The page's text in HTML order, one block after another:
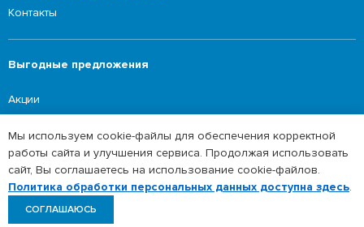
Контакты
Выгодные предложения
Акции
©2026 Fitness Formula
Политика обработки персональных данных
Мы используем cookie-файлы для обеспечения корректной
работы сайта и улучшения сервиса. Продолжая использовать
сайт, Вы соглашаетесь на использование cookie-файлов.
Политика обработки персональных данных доступна здесь.
СОГЛАШАЮСЬ